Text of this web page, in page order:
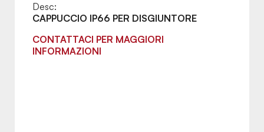
Desc:
CAPPUCCIO IP66 PER DISGIUNTORE
CONTATTACI PER MAGGIORI
INFORMAZIONI